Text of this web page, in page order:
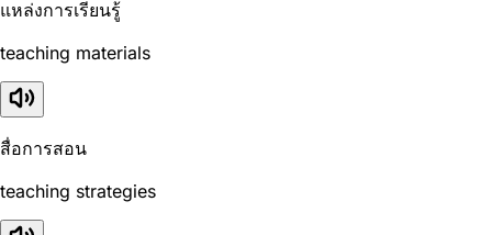
แหล่งการเรียนรู้
teaching materials
สื่อการสอน
teaching strategies